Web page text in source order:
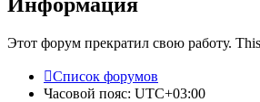
Этот форум прекратил свою работу.
Список форумов
Часовой пояс: UTC+03:00